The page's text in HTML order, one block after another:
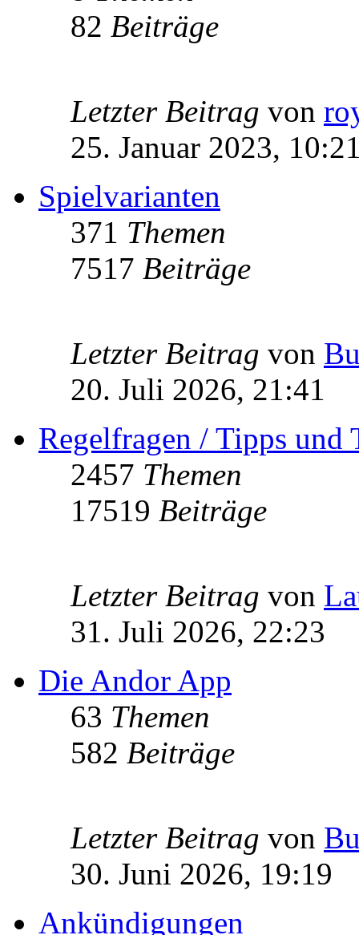
82 Beiträge
Letzter Beitrag von
25. Januar 2023,
Spielvarianten
371 Themen
7517 Beiträge
Letzter Beitrag von
20. Juli 2026, 21:41
Regelfragen / Tipps und
2457 Themen
17519 Beiträge
Letzter Beitrag von
31. Juli 2026, 22:23
Die Andor App
63 Themen
582 Beiträge
Letzter Beitrag von
30. Juni 2026, 19:19
Ankündigungen